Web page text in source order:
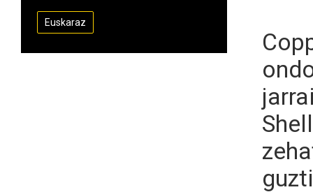
Euskaraz